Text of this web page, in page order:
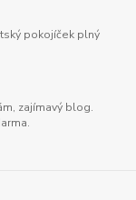
pokojíček plný
zajímavý blog.